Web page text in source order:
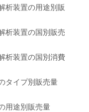
析装置の用途別販
析装置の国別販売
析装置の国別消費
タイプ別販売量
用途別販売量